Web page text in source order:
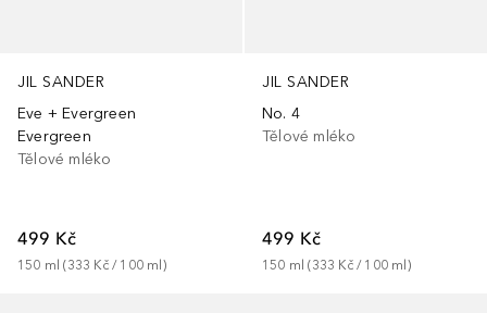
JIL SANDER
Eve + Evergreen
Evergreen
Tělové mléko
499 Kč
150 ml (333 Kč / 100 ml )
JIL SANDER
No. 4
Tělové mléko
499 Kč
150 ml (333 Kč / 100 ml )